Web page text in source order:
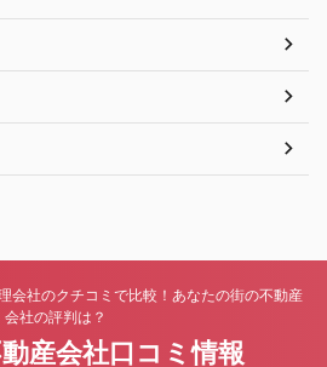
会社のクチコミで比較！あなたの街の不動産
会社の評判は？
産会社口コミ情報